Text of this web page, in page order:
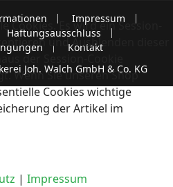
Impressum
Haftungsausschluss
Kontakt
Joh. Walch GmbH & Co. KG
Cookies. Es wird ein Session-
und Ausblenden dieser
der Session-Cookie
Wenn Sie unseren Shop
Cookies wichtige
der Artikel im
| Impressum